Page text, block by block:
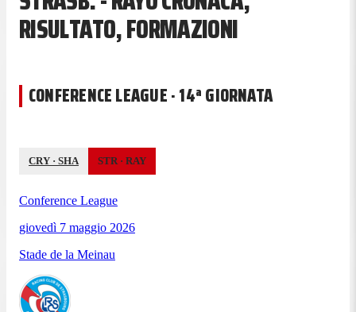
RISULTATO, FORMAZIONI
CONFERENCE LEAGUE · 14ª GIORNATA
CRY · SHA STR· RAY
Conference League
giovedì 7 maggio 2026
Stade de la Meinau